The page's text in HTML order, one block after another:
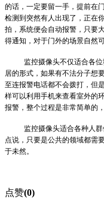
的话，一定要留一手，提前在
检测到突然有人出现了，正在
拍，系统便会自动报警，只要
得通知，对于门外的场景自然
监控摄像头不仅适合各
居的形式，如果有不法分子想
至连报警电话都不会拨打，但
样可以利用手机来查看室外的
报警，整个过程是非常简单的
监控摄像头适合各种人
点说，只要是公共的领域都需
于未然。
点赞(0)